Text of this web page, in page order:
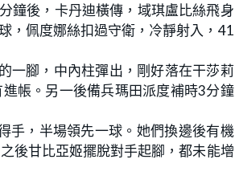
鐘後，卡丹迪橫傳，域琪盧比絲飛身
，佩度娜絲扣過守衛，冷靜射入，41
一腳，中內柱彈出，剛好落在干莎莉
帳。另一後備兵瑪田派度補時3分鐘
手，半場領先一球。她們換邊後有機
後甘比亞姬擺脫對手起腳，都未能增